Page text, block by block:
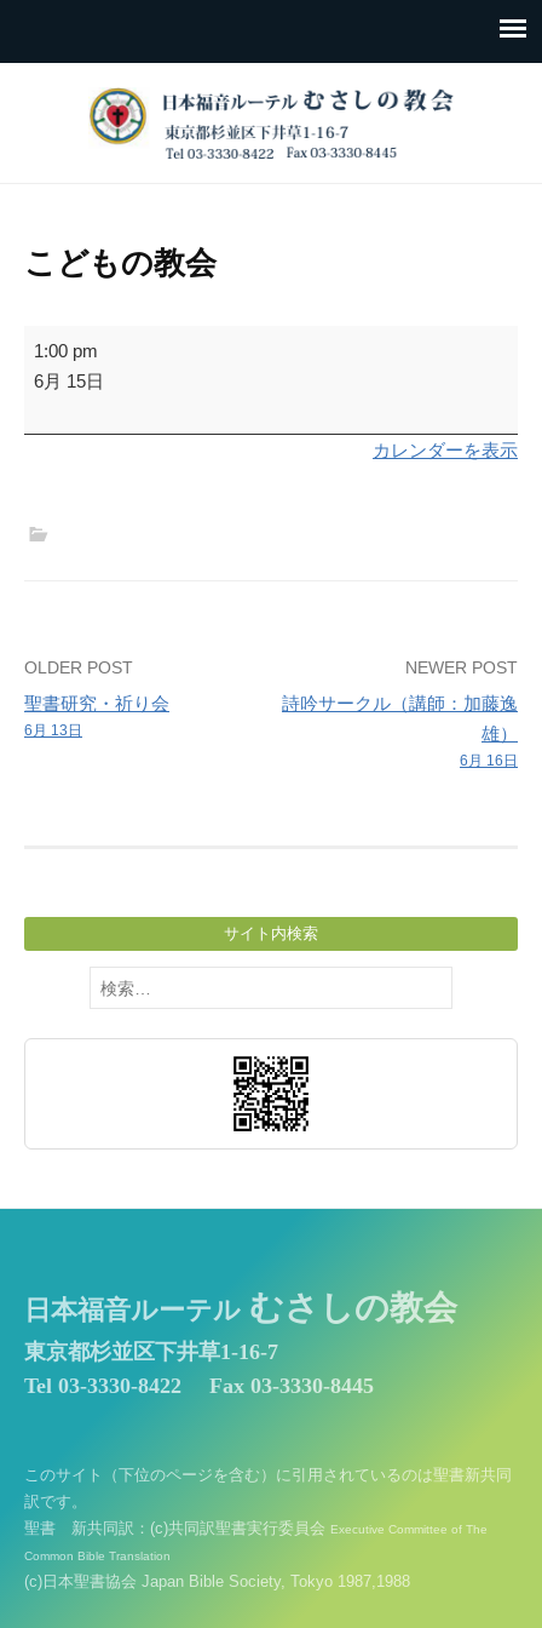
こどもの教会
こ
ど
の
1:00 pm
6月 15日
カレンダーを表示
Post
navigation
OLDER POST
聖書研究・祈り会
6月 13日
NEWER POST
詩吟サークル（講師：加藤逸
雄）
6月 16日
サイト内検索
検
索:
日本福音ルーテル むさしの教会
東京都杉並区下井草1-16-7
Tel 03-3330-8422
Fax 03-3330-8445
このサイト（下位のページを含む）に引用されているのは聖書新共同
訳です。
聖書 新共同訳：(c)共同訳聖書実行委員会 Executive Committee of The
Common Bible Translation
(c)日本聖書協会 Japan Bible Society, Tokyo 1987,1988